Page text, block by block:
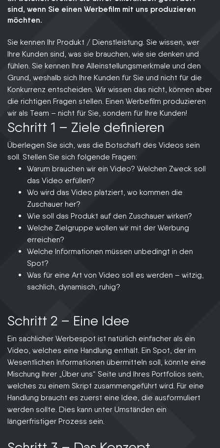
sind, wenn Sie einen Werbefilm mit uns produzieren
möchten.
Sie kennen Ihr Produkt / Dienstleistung. Sie wissen, wer
Ihre Kunden sind, was sie brauchen, wie sie denken und
fühlen. Sie kennen Ihre Alleinstellungsmerkmale und den
Grund, weshalb sich Ihre Kunden für Sie und nicht für die
Konkurrenz entscheiden. Wir wissen das nicht, können aber
die richtigen Fragen stellen. Einen Werbefilm produzieren
wir als Team – nicht für Sie, sondern für Ihre Kunden!
Schritt 1 – Ziele definieren
Überlegen Sie sich, was die Botschaft des Videos sein
soll. Stellen Sie sich folgende Fragen:
Warum brauchen wir ein Video? Welchen Zweck soll
das Video erfüllen?
Wo wird das Video platziert, wo kommen die
Zuschauer her?
Wie soll das Produkt auf den Zuschauer wirken?
Welche Zielgruppe wollen wir mit der Werbung
erreichen?
Welche Informationen müssen unbedingt in den
Spot?
Was für eine Art von Video soll es werden – witzig,
sachlich, dynamisch, ruhig?
Schritt 2 – Eine Idee
Ein sachlicher Werbespot ist natürlich einfacher als ein
Video, welches eine Handlung enthält. Ein Spot, der im
Wesentlichen Informationen übermitteln soll, könnte eine
Mischung Ihrer „Über uns“ Seite und Ihres Portfolios sein,
welches zu einem Skript zusammengeführt wird. Für eine
Handlung braucht es zuerst eine Idee, die ausformuliert
werden sollte. Dies kann unter Umständen ein
längerfristiger Prozess sein.